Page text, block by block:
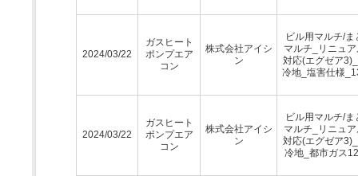
2024/03/22
ガスヒート
ポンプエア
コン
株式会社アイシ
ン
ビル用マルチ/ま
マルチ_リニュ
対応(エグゼア
冷地_塩害仕様
2024/03/22
ガスヒート
ポンプエア
コン
株式会社アイシ
ン
ビル用マルチ/ま
マルチ_リニュ
対応(エグゼア
冷地_都市ガス